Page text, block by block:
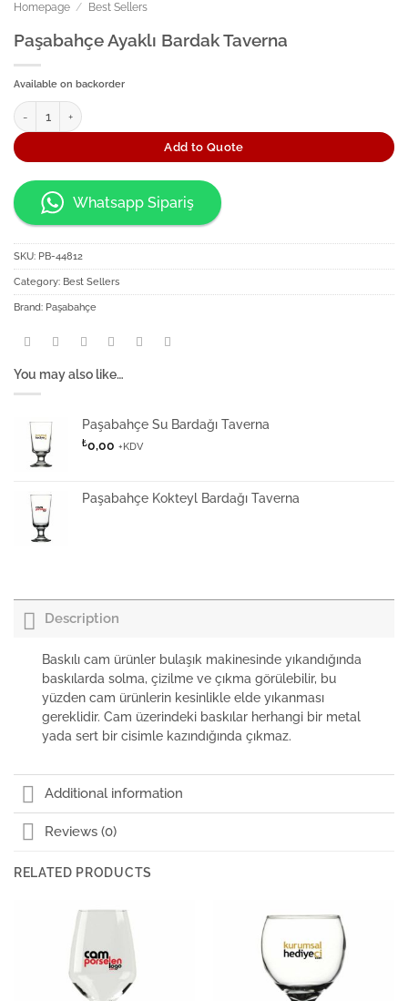
Homepage / Best Sellers
Paşabahçe Ayaklı Bardak Taverna
Available on backorder
Paşabahçe Ayaklı Bardak Taverna quantity
Add to Quote
Whatsapp Sipariş
SKU: PB-44812
Category: Best Sellers
Brand: Paşabahçe
You may also like…
Paşabahçe Su Bardağı Taverna
₺0,00 +KDV
Paşabahçe Kokteyl Bardağı Taverna
Description
Baskılı cam ürünler bulaşık makinesinde yıkandığında
baskılarda solma, çizilme ve çıkma görülebilir, bu
yüzden cam ürünlerin kesinlikle elde yıkanması
gereklidir. Cam üzerindeki baskılar herhangi bir metal
yada sert bir cisimle kazındığında çıkmaz.
Additional information
Reviews (0)
RELATED PRODUCTS